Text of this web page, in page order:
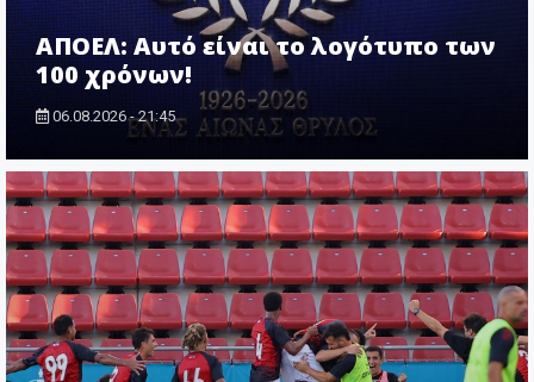
ΑΠΟΕΛ: Αυτό είναι το λογότυπο των
100 χρόνων!
06.08.2026 - 21:45